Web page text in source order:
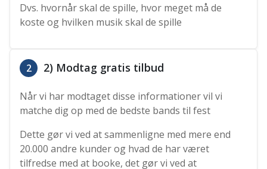
Dvs. hvornår skal de spille, hvor meget må de
koste og hvilken musik skal de spille
2 2) Modtag gratis tilbud
Når vi har modtaget disse informationer vil vi
matche dig op med de bedste bands til fest
Dette gør vi ved at sammenligne med mere end
20.000 andre kunder og hvad de har været
tilfredse med at booke, det gør vi ved at